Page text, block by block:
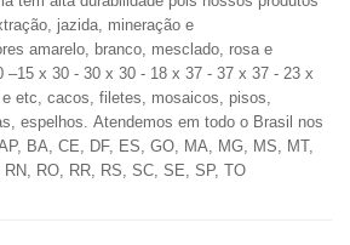
jazida, mineração e
amarelo, branco, mesclado, rosa e
–15 x 30 - 30 x 30 - 18 x 37 - 37 x 37 - 23 x
etc, cacos, filetes, mosaicos, pisos,
espelhos. Atendemos em todo o Brasil nos
BA, CE, DF, ES, GO, MA, MG, MS, MT,
RO, RR, RS, SC, SE, SP, TO